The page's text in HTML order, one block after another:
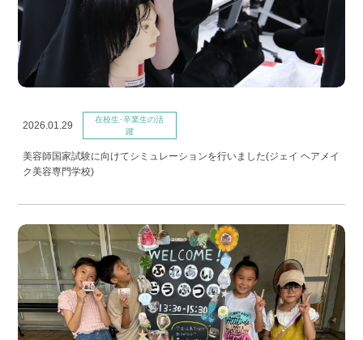
2026.01.29
在校生･卒業生の活
躍
美容師国家試験に向けてシミュレーションを行いました(ジェイ ヘアメイ
ク美容専門学校)